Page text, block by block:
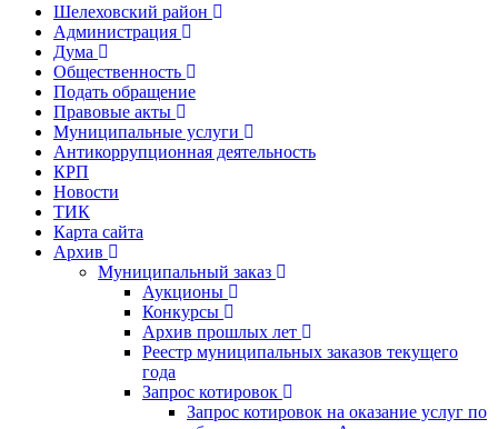
Шелеховский район
Администрация
Дума
Общественность
Подать обращение
Правовые акты
Муниципальные услуги
Антикоррупционная деятельность
КРП
Новости
ТИК
Карта сайта
Архив
Муниципальный заказ
Аукционы
Конкурсы
Архив прошлых лет
Реестр муниципальных заказов текущего
года
Запрос котировок
Запрос котировок на оказание услуг по